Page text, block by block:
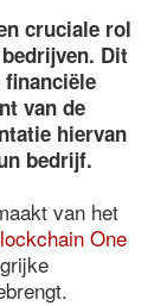
cruciale rol
Dit
van de
hiervan
bedrijf.
van het
One